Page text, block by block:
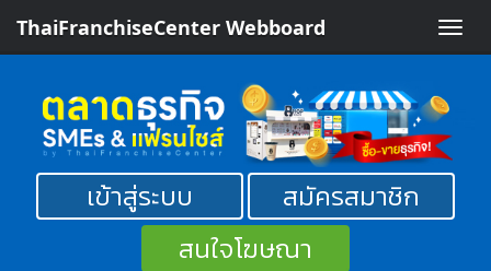
Toggle
ThaiFranchiseCenter Webboard
เข้าสู่ระบบ
สมัครสมาชิก
สนใจโฆษณา